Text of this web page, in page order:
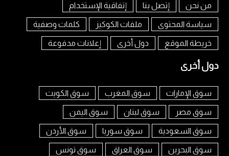
من نحن إتصل بنا إتفاقية الإستخدام
سياسة المحتوى ملفات الكوكيز كلمات وصفية
خريطة الموقع دول أخرى إعلانات مدفوعة
دول أخرى
سوق الإمارات سوق المغرب سوق الكويت
سوق مصر سوق لبنان سوق اليمن
سوق السعودية سوق سوريا سوق الأردن
سوق البحرين سوق العراق سوق تونس